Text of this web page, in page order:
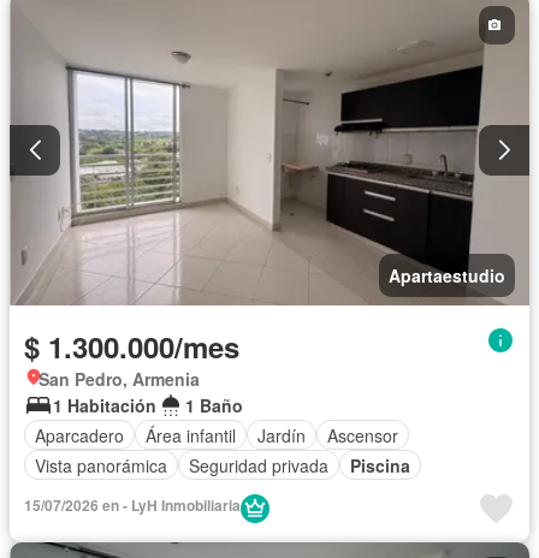
Apartaestudio
$ 1.300.000/mes
San Pedro, Armenia
1 Habitación
1 Baño
Aparcadero
Área infantil Jardín
Ascensor
Vista panorámica
Seguridad privada Piscina
15/07/2026 en - LyH Inmobiliaria